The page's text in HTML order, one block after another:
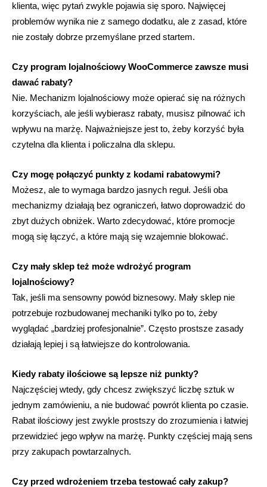
klienta, więc pytań zwykle pojawia się sporo. Najwięcej
problemów wynika nie z samego dodatku, ale z zasad, które
nie zostały dobrze przemyślane przed startem.
Czy program lojalnościowy WooCommerce zawsze musi
dawać rabaty?
Nie. Mechanizm lojalnościowy może opierać się na różnych
korzyściach, ale jeśli wybierasz rabaty, musisz pilnować ich
wpływu na marżę. Najważniejsze jest to, żeby korzyść była
czytelna dla klienta i policzalna dla sklepu.
Czy mogę połączyć punkty z kodami rabatowymi?
Możesz, ale to wymaga bardzo jasnych reguł. Jeśli oba
mechanizmy działają bez ograniczeń, łatwo doprowadzić do
zbyt dużych obniżek. Warto zdecydować, które promocje
mogą się łączyć, a które mają się wzajemnie blokować.
Czy mały sklep też może wdrożyć program
lojalnościowy?
Tak, jeśli ma sensowny powód biznesowy. Mały sklep nie
potrzebuje rozbudowanej mechaniki tylko po to, żeby
wyglądać „bardziej profesjonalnie”. Często prostsze zasady
działają lepiej i są łatwiejsze do kontrolowania.
Kiedy rabaty ilościowe są lepsze niż punkty?
Najczęściej wtedy, gdy chcesz zwiększyć liczbę sztuk w
jednym zamówieniu, a nie budować powrót klienta po czasie.
Rabat ilościowy jest zwykle prostszy do zrozumienia i łatwiej
przewidzieć jego wpływ na marżę. Punkty częściej mają sens
przy zakupach powtarzalnych.
Czy przed wdrożeniem trzeba testować cały zakup?